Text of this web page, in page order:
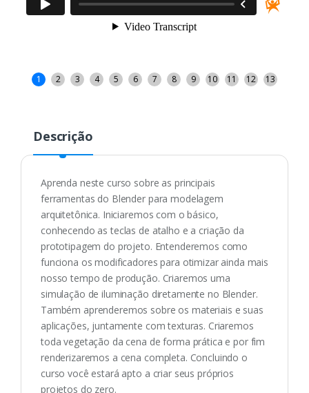
1 2 3 4 5 6 7 8 9 10 11 12 13
Descrição
Aprenda neste curso sobre as principais
ferramentas do Blender para modelagem
arquitetônica. Iniciaremos com o básico,
conhecendo as teclas de atalho e a criação da
prototipagem do projeto. Entenderemos como
funciona os modificadores para otimizar ainda mais
nosso tempo de produção. Criaremos uma
simulação de iluminação diretamente no Blender.
Também aprenderemos sobre os materiais e suas
aplicações, juntamente com texturas. Criaremos
toda vegetação da cena de forma prática e por fim
renderizaremos a cena completa. Concluindo o
curso você estará apto a criar seus próprios
projetos do zero.